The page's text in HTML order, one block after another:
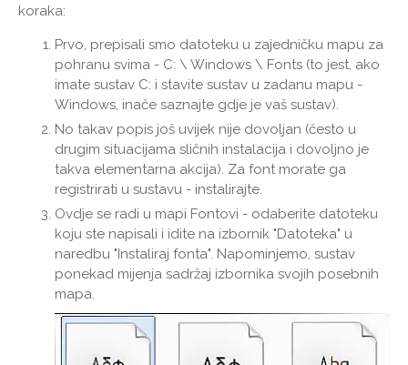
koraka:
Prvo, prepisali smo datoteku u zajedničku mapu za
pohranu svima - C: \ Windows \ Fonts (to jest, ako
imate sustav C: i stavite sustav u zadanu mapu -
Windows, inače saznajte gdje je vaš sustav).
No takav popis još uvijek nije dovoljan (često u
drugim situacijama sličnih instalacija i dovoljno je
takva elementarna akcija). Za font morate ga
registrirati u sustavu - instalirajte.
Ovdje se radi u mapi Fontovi - odaberite datoteku
koju ste napisali i idite na izbornik "Datoteka" u
naredbu "Instaliraj fonta". Napominjemo, sustav
ponekad mijenja sadržaj izbornika svojih posebnih
mapa.